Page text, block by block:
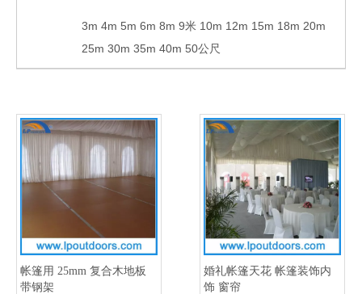
3m 4m 5m 6m 8m 9米 10m 12m 15m 18m 20m
25m 30m 35m 40m 50公尺
帐篷用 25mm 复合木地板
带钢架
婚礼帐篷天花 帐篷装饰内
饰 窗帘